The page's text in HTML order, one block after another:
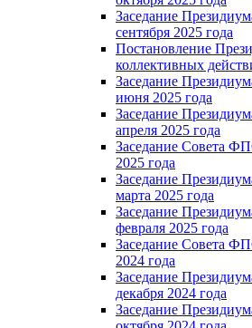
Заседание
сентября 2025 года
Постановление
коллективных
Заседание
июня 2025 года
Заседание
апреля 2025 года
Заседание Совета
2025 года
Заседание
марта 2025 года
Заседание
февраля 2025 года
Заседание Совета
2024 года
Заседание
декабря 2024 года
Заседание